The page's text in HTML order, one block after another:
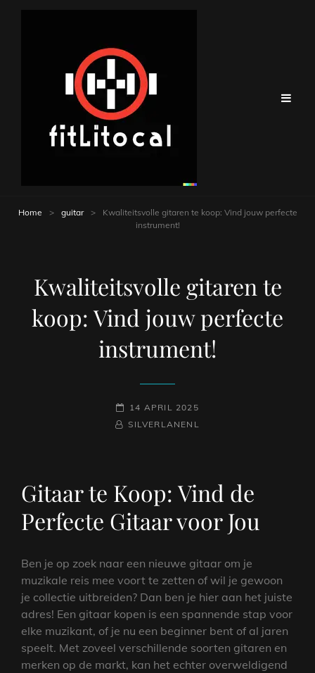
Home > guitar >
Kwaliteitsvolle gitaren te koop: Vind jouw perfecte
instrument!
Kwaliteitsvolle gitaren te
koop: Vind jouw perfecte
instrument!
GEPLAATST
OP
14 APRIL 2025
NAAMREGEL
BYLINE
SILVERLANENL
Gitaar te Koop: Vind de
Perfecte Gitaar voor Jou
Ben je op zoek naar een nieuwe gitaar om je
muzikale reis mee voort te zetten of wil je gewoon
je collectie uitbreiden? Dan ben je hier aan het juiste
adres! Een gitaar kopen is een spannende stap voor
elke muzikant, of je nu een beginner bent of al jaren
speelt. Met zoveel verschillende soorten gitaren en
merken op de markt, kan het echter overweldigend